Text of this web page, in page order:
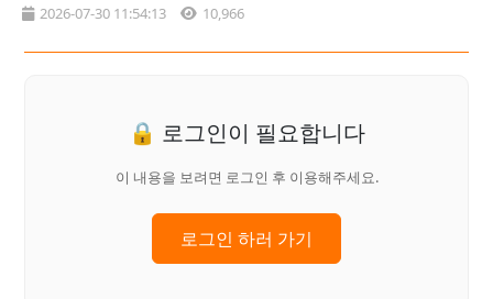
2026-07-30 11:54:13 10,966
🔒 로그인이 필요합니다
이 내용을 보려면 로그인 후 이용해주세요.
로그인 하러 가기